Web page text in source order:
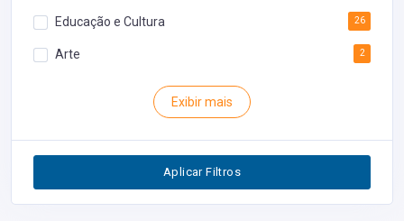
Educação e Cultura 26
Arte 2
Exibir mais
Aplicar Filtros